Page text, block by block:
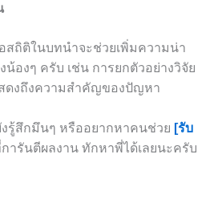
ถิติในบทนำจะช่วยเพิ่มความน่า
น้องๆ ครับ เช่น การยกตัวอย่างวิจัย
ดงถึงความสำคัญของปัญหา
รู้สึกมึนๆ หรืออยากหาคนช่วย [รับ
ารันตีผลงาน ทักหาพี่ได้เลยนะครับ